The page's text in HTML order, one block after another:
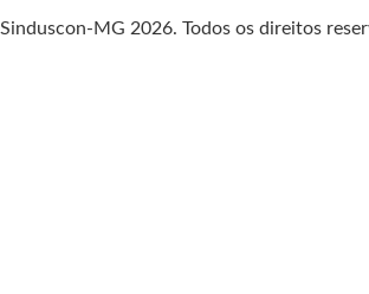
Sinduscon-MG 2026. Todos os direitos